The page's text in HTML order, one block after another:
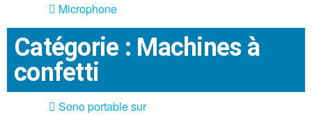
Microphone
Pack système
sono actif
Pieds et câbles
Sono portable sur
Catégorie : Machines à
confetti